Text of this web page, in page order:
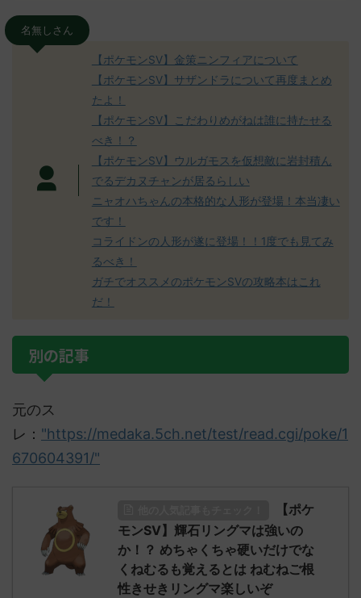
名無しさん
【ポケモンSV】金策ニンフィアについて
【ポケモンSV】サザンドラについて再度まとめ
たよ！
【ポケモンSV】こだわりめがねは誰に持たせる
べき！？
【ポケモンSV】ウルガモスを仮想敵に岩封積ん
でるデカヌチャンが居るらしい
ニャオハちゃんの本格的な人形が登場！本当凄い
です！
コライドンの人形が遂に登場！！1度でも見てみ
るべき！
ガチでオススメのポケモンSVの攻略本はこれ
だ！
別の記事
元のス
レ： "https://medaka.5ch.net/test/read.cgi/poke/1
670604391/"
【ポケ
モンSV】輝石リングマは強いの
か！？ めちゃくちゃ硬いだけでな
くねむるも覚えるとは ねむねご根
性きせきリングマ楽しいぞ